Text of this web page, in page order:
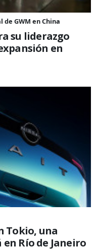
GWM en China
su liderazgo
en
Tokio, una
Río de Janeiro